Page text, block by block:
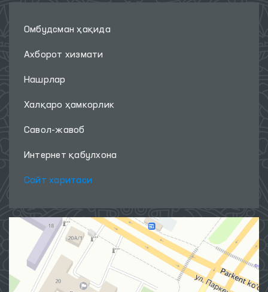
Омбудсман ҳақида
Ахборот хизмати
Нашрлар
Халқаро ҳамкорлик
Савол-жавоб
Интернет қабулхона
Сайт харитаси